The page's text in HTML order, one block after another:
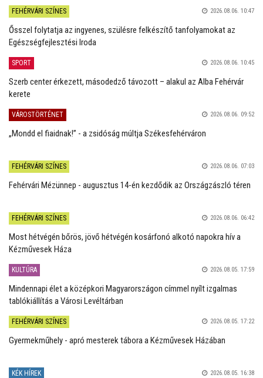
FEHÉRVÁRI SZÍNES 2026.08.06. 10:47
Ősszel folytatja az ingyenes, szülésre felkészítő tanfolyamokat az
Egészségfejlesztési Iroda
SPORT 2026.08.06. 10:45
Szerb center érkezett, másodedző távozott – alakul az Alba Fehérvár
kerete
VÁROSTÖRTÉNET 2026.08.06. 09:52
„Mondd el fiaidnak!” - a zsidóság múltja Székesfehérváron
FEHÉRVÁRI SZÍNES 2026.08.06. 07:03
Fehérvári Mézünnep - augusztus 14-én kezdődik az Országzászló téren
FEHÉRVÁRI SZÍNES 2026.08.06. 06:42
Most hétvégén bőrös, jövő hétvégén kosárfonó alkotó napokra hív a
Kézművesek Háza
KULTÚRA 2026.08.05. 17:59
Mindennapi élet a középkori Magyarországon címmel nyílt izgalmas
tablókiállítás a Városi Levéltárban
FEHÉRVÁRI SZÍNES 2026.08.05. 17:22
Gyermekműhely - apró mesterek tábora a Kézművesek Házában
KÉK HÍREK 2026.08.05. 16:38